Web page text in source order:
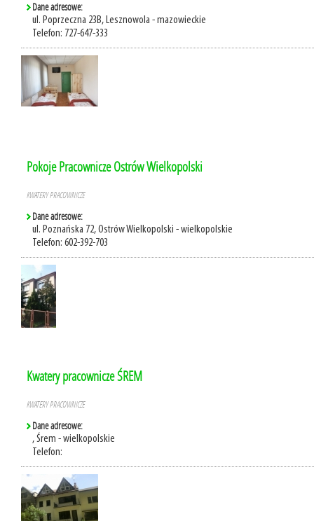
Dane adresowe:
ul. Poprzeczna 23B, Lesznowola - mazowieckie
Telefon: 727-647-333
Pokoje Pracownicze Ostrów Wielkopolski
KWATERY PRACOWNICZE
Dane adresowe:
ul. Poznańska 72, Ostrów Wielkopolski - wielkopolskie
Telefon: 602-392-703
Kwatery pracownicze ŚREM
KWATERY PRACOWNICZE
Dane adresowe:
, Śrem - wielkopolskie
Telefon: